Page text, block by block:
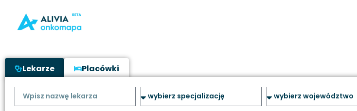
Lekarze Placówki